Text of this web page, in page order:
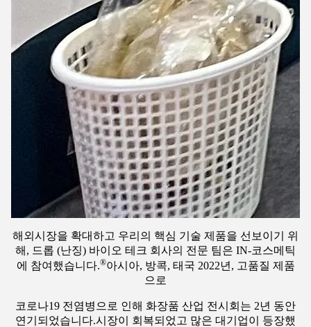
해외시장을 확대하고 우리의 핵심 기술 제품을 선보이기 위
해, 드롭 (난징) 바이오 테크 회사의 전문 팀은 IN-코스메틱
에 참여했습니다.®아시아, 방콕, 태국 2022년, 고품질 제품
으로
코로나19 전염병으로 인해 화장품 산업 전시회는 2년 동안
연기되었습니다.시장이 회복되었고 많은 대기업이 등장했